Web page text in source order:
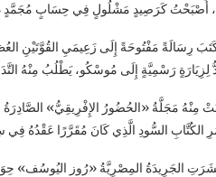
أَصْبَحْتُ كَرَصِيدٍ مَشْلُولٍ فِي حِسَابٍ مُجَمَّدٍ
لِزِيَارَةٍ رَسْمِيَّةٍ إِلَى مُوسْكُو، يَطْلُبُ مِنْهُ
مَاي 1958 طَلَبَتْ مِنْهُ مَجَلَّةُ «الحُضُورُ
الكُتَّابِ السُّودِ الَّذِي كَانَ مُقَرَّرًا عَقْدُهُ فِي
12 جُوِيلْيَة 1958 نَشَرَتِ الجَرِيدَةُ المِصْرِيَّةُ «رُوز